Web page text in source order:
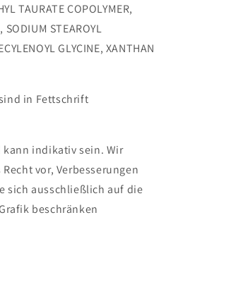
TAURATE COPOLYMER,
SODIUM STEAROYL
GLYCINE, XANTHAN
in Fettschrift
indikativ sein. Wir
vor, Verbesserungen
sich ausschließlich auf die
beschränken